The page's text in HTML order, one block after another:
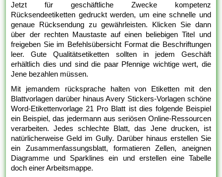
Jetzt für geschäftliche Zwecke kompetenz
Rücksendeetiketten gedruckt werden, um eine schnelle und
genaue Rücksendung zu gewährleisten. Klicken Sie dann
über der rechten Maustaste auf einen beliebigen Titel und
freigeben Sie im Befehlsübersicht Format die Beschriftungen
leer. Gute Qualitätsetiketten sollten in jedem Geschäft
erhältlich dies und sind die paar Pfennige wichtige wert, die
Jene bezahlen müssen.
Mit jemandem rücksprache halten von Etiketten mit den
Blattvorlagen darüber hinaus Avery Stickers-Vorlagen schöne
Word-Etikettenvorlage 21 Pro Blatt ist dies folgende Beispiel
ein Beispiel, das jedermann aus seriösen Online-Ressourcen
verarbeiten. Jedes schlechte Blatt, das Jene drucken, ist
natürlicherweise Geld im Gully. Darüber hinaus erstellen Sie
ein Zusammenfassungsblatt, formatieren Zellen, aneignen
Diagramme und Sparklines ein und erstellen eine Tabelle
doch einer Arbeitsmappe.